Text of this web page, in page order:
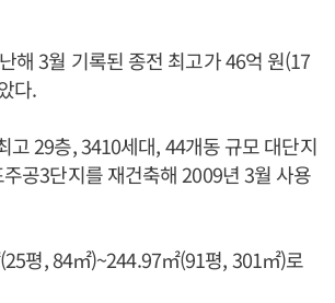
해 3월 기록된 종전 최고가 46억 원(17
다.
고 29층, 3410세대, 44개동 규모 대단지
공3단지를 재건축해 2009년 3월 사용
평, 84㎡)~244.97㎡(91평, 301㎡)로